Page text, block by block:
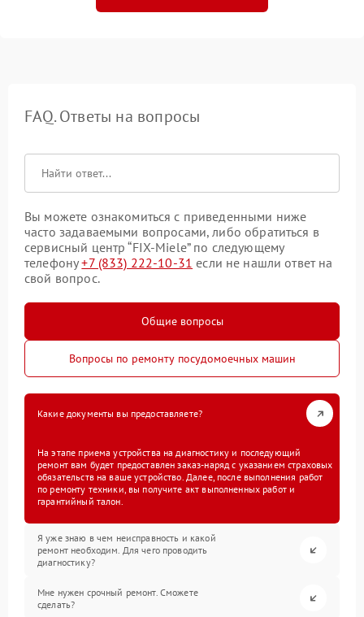
FAQ. Ответы на вопросы
Вы можете ознакомиться с приведенными ниже
часто задаваемыми вопросами, либо обратиться в
сервисный центр “FIX-Miele” по следующему
телефону+7 (833) 222-10-31 если не нашли ответ на
свой вопрос.
Общие вопросы
Вопросы по ремонту посудомоечных машин
Какие документы вы предоставляете?
На этапе приема устройства на диагностику и последующий
ремонт вам будет предоставлен заказ-наряд с указанием страховых
обязательств на ваше устройство. Далее, после выполнения работ
по ремонту техники, вы получите акт выполненных работ и
гарантийный талон.
Я уже знаю в чем неисправность и какой
ремонт необходим. Для чего проводить
диагностику?
Мне нужен срочный ремонт. Сможете
сделать?